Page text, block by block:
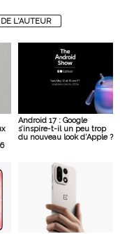
L'AUTEUR
Android 17 : Google
s’inspire-t-il un peu trop
du nouveau look d’Apple ?